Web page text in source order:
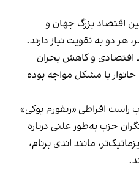
اقتصاد بزرگ جهان و
دو به تقویت نیاز دارند.
اقتصادی و کاهش بحران
با مشکل مواجه بوده
راست افراطی «ریفورم یوکی»
حزب به‌طور علنی درباره
مانند اندی برنام،